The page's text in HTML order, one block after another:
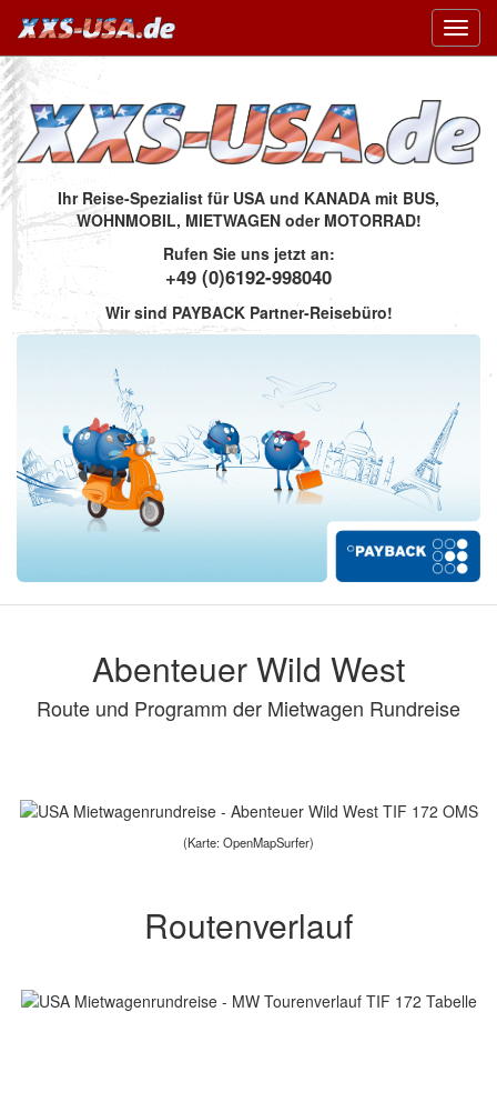
Ihr Reise-Spezialist für USA und KANADA mit BUS,
WOHNMOBIL, MIETWAGEN oder MOTORRAD!
Rufen Sie uns jetzt an:
+49 (0)6192-998040
Wir sind PAYBACK Partner-Reisebüro!
Abenteuer Wild West
Route und Programm der Mietwagen Rundreise
(Karte: OpenMapSurfer)
Routenverlauf